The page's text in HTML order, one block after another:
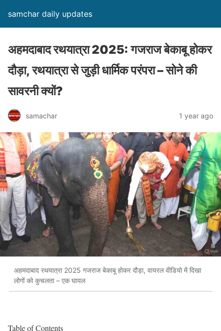
samchar daily updates
अहमदाबाद रथयात्रा 2025: गजराज बेकाबू होकर
दौड़ा, रथयात्रा से जुड़ी धार्मिक परंपरा – सोने की
सावरनी क्यों?
samachar 1 year ago
अहमदाबाद रथयात्रा 2025 गजराज बेकाबू होकर दौड़ा, वायरल वीडियो में दिखा
लोगों को कुचलता – एक घायल
Table of Contents